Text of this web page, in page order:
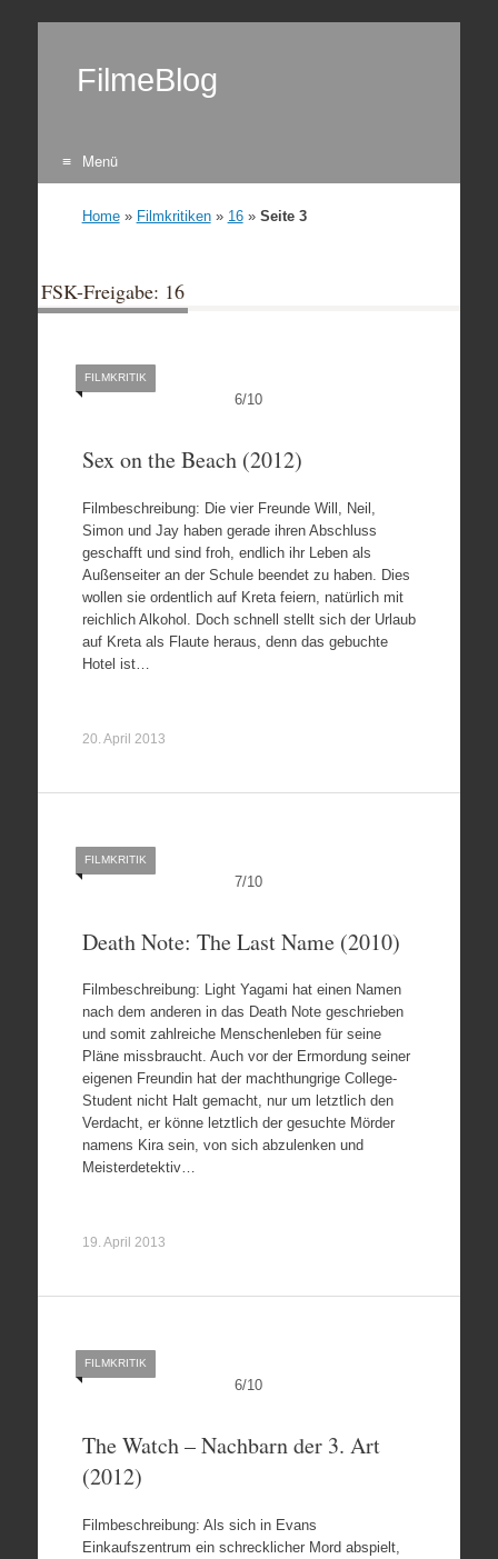
FilmeBlog
Menü
Home» Filmkritiken» 16» Seite 3
FSK-Freigabe: 16
6/10
FILMKRITIK
Sex on the Beach (2012)
Filmbeschreibung: Die vier Freunde Will, Neil,
Simon und Jay haben gerade ihren Abschluss
geschafft und sind froh, endlich ihr Leben als
Außenseiter an der Schule beendet zu haben. Dies
wollen sie ordentlich auf Kreta feiern, natürlich mit
reichlich Alkohol. Doch schnell stellt sich der Urlaub
auf Kreta als Flaute heraus, denn das gebuchte
Hotel ist…
20. April 2013
7/10
FILMKRITIK
Death Note: The Last Name (2010)
Filmbeschreibung: Light Yagami hat einen Namen
nach dem anderen in das Death Note geschrieben
und somit zahlreiche Menschenleben für seine
Pläne missbraucht. Auch vor der Ermordung seiner
eigenen Freundin hat der machthungrige College-
Student nicht Halt gemacht, nur um letztlich den
Verdacht, er könne letztlich der gesuchte Mörder
namens Kira sein, von sich abzulenken und
Meisterdetektiv…
19. April 2013
6/10
FILMKRITIK
The Watch – Nachbarn der 3. Art
(2012)
Filmbeschreibung: Als sich in Evans
Einkaufszentrum ein schrecklicher Mord abspielt,